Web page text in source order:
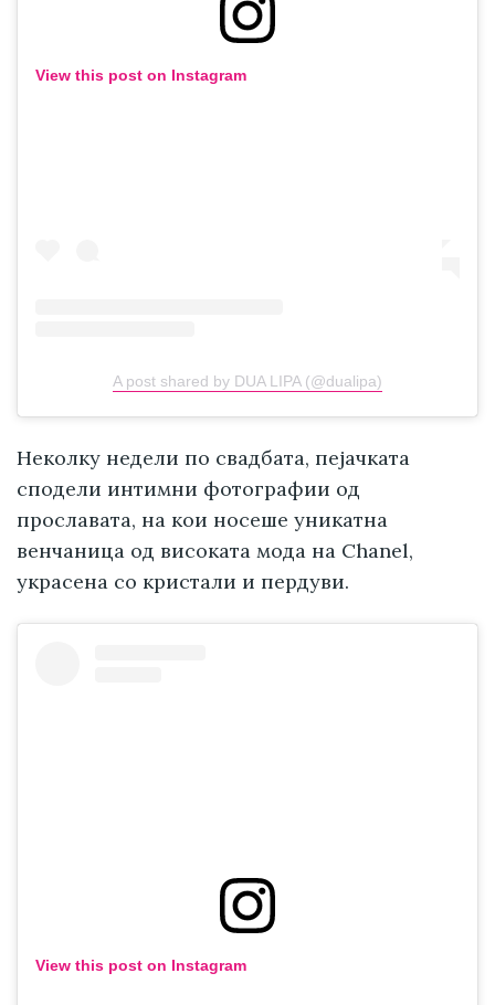
View this post on Instagram
A post shared by DUA LIPA (@dualipa)
Неколку недели по свадбата, пејачката
сподели интимни фотографии од
прославата, на кои носеше уникатна
венчаница од високата мода на Chanel,
украсена со кристали и пердуви.
View this post on Instagram